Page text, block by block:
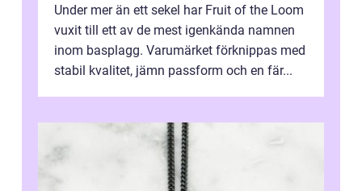
Under mer än ett sekel har Fruit of the Loom
vuxit till ett av de mest igenkända namnen
inom basplagg. Varumärket förknippas med
stabil kvalitet, jämn passform och en fär...